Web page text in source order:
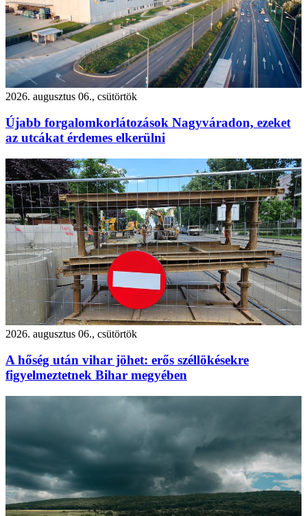
2026. augusztus 06., csütörtök
Újabb forgalomkorlátozások Nagyváradon, ezeket
az utcákat érdemes elkerülni
2026. augusztus 06., csütörtök
A hőség után vihar jöhet: erős széllökésekre
figyelmeztetnek Bihar megyében